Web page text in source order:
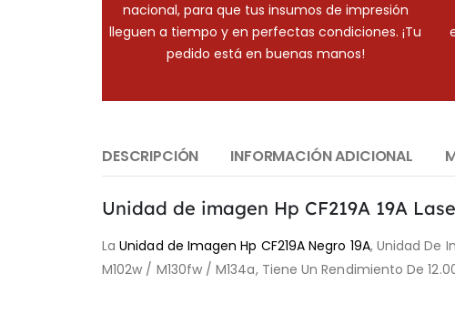
nacional, para que tus insumos de impresión
lleguen a tiempo y en perfectas condiciones. ¡Tu
pedido está en buenas manos!
DESCRIPCIÓN INFORMACIÓN ADICIONAL
Unidad de imagen Hp CF219A 19A
LaUnidad de Imagen Hp CF219A Negro 19A, Unidad De
M102w / M130fw / M134a, Tiene Un Rendimiento De